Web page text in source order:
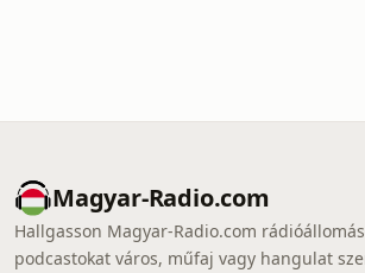
Magyar-Radio.com
Hallgasson Magyar-Radio.com
podcastokat város, műfaj vagy hangulat